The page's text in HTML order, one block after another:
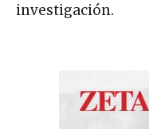
investigación.